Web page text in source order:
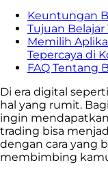
Keuntungan
Tujuan
Memilih
Tepercaya di
FAQ Tentang
Di era digital
hal yang rumit.
ingin
trading bisa
dengan cara yang
membimbing